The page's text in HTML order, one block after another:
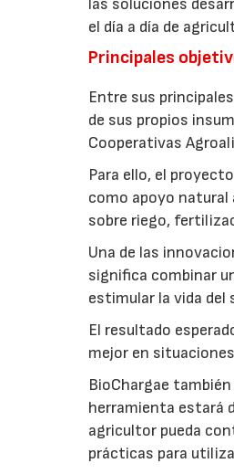
las soluciones
el día a día de
Principales
Entre sus
de sus propios
Cooperativas
Para ello, el
como apoyo natural
sobre riego,
Una de las
significa combinar
estimular la vida del
El resultado
mejor en
BioChargae
herramienta estará
agricultor pueda
prácticas para